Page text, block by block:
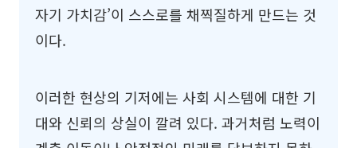
자기 가치감’이 스스로를 채찍질하게 만드는 것
이다.
이러한 현상의 기저에는 사회 시스템에 대한 기
대와 신뢰의 상실이 깔려 있다. 과거처럼 노력이